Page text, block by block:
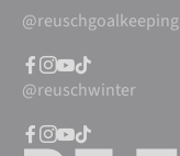
@reuschgoalkeeping
@reuschwinter